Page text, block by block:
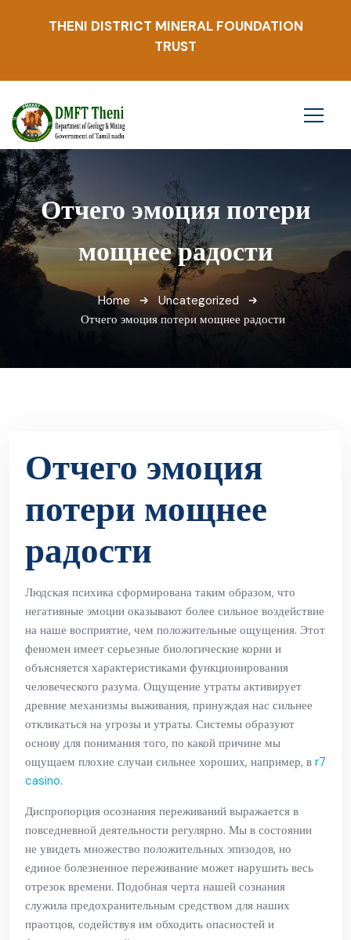
THENI DISTRICT MINERAL FOUNDATION
TRUST
Отчего эмоция потери
мощнее радости
Home
Uncategorized
Отчего эмоция потери мощнее радости
Отчего эмоция
потери мощнее
радости
Людская психика сформирована таким образом, что
негативные эмоции оказывают более сильное воздействие
на наше восприятие, чем положительные ощущения. Этот
феномен имеет серьезные биологические корни и
объясняется характеристиками функционирования
человеческого разума. Ощущение утраты активирует
древние механизмы выживания, принуждая нас сильнее
откликаться на угрозы и утраты. Системы образуют
основу для понимания того, по какой причине мы
ощущаем плохие случаи сильнее хороших, например, в r7
casino.
Диспропорция осознания переживаний выражается в
повседневной деятельности регулярно. Мы в состоянии
не увидеть множество положительных эпизодов, но
единое болезненное переживание может нарушить весь
отрезок времени. Подобная черта нашей сознания
служила предохранительным средством для наших
праотцов, содействуя им обходить опасностей и